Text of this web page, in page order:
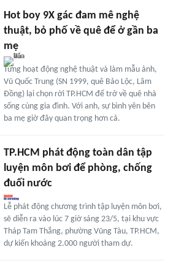
Hot boy 9X gác đam mê nghệ
thuật, bỏ phố về quê để ở gần ba
mẹ
Từng hoạt động nghệ thuật và làm mẫu ảnh,
Vũ Quốc Trung (SN 1999, quê Bảo Lộc, Lâm
Đồng) lại chọn rời TP.HCM để trở về quê nhà
sống cùng gia đình. Với anh, sự bình yên bên
ba mẹ giờ đây quan trọng hơn cả.
TP.HCM phát động toàn dân tập
luyện môn bơi để phòng, chống
đuối nước
Lễ phát động chương trình tập luyện môn bơi,
sẽ diễn ra vào lúc 7 giờ sáng 23/5, tại khu vực
Tháp Tam Thắng, phường Vũng Tàu, TP.HCM,
dự kiến khoảng 2.000 người tham dự.